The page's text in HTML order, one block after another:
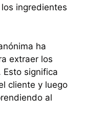
ingredientes
ha
extraer los
significa
cliente y luego
al